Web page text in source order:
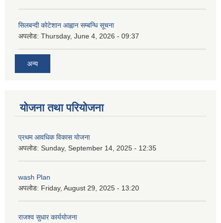
सिलबन्दी कोटेशान आह्वान सम्बन्धि सूचना
अपलोड: Thursday, June 4, 2026 - 09:37
अन्य
योजना तथा परियोजना
प्रथम आवधिक विकास योजना
अपलोड: Sunday, September 14, 2025 - 12:35
wash Plan
अपलोड: Friday, August 29, 2025 - 13:20
राजश्व सुधार कार्ययोजना